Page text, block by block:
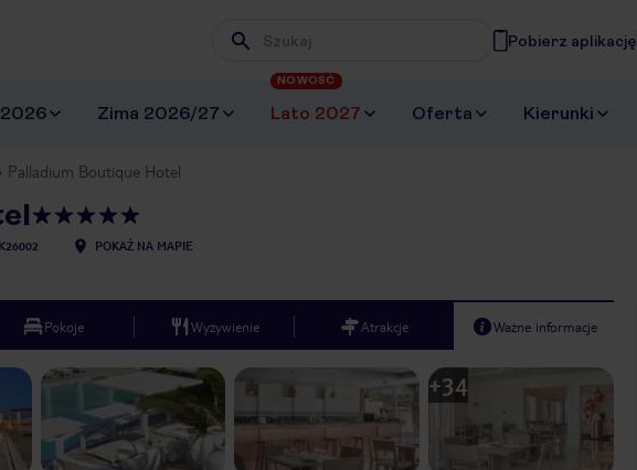
Wpisz frazę, której szukasz
Pobierz aplikację
Zima 2026/27 Lato 2027
NOWOŚĆ
Oferta Kierunki
Palladium Boutique Hotel
POKAŻ NA MAPIE
Pokoje Wyżywienie Atrakcje Ważne informacje
Next slide
1 /40
+34